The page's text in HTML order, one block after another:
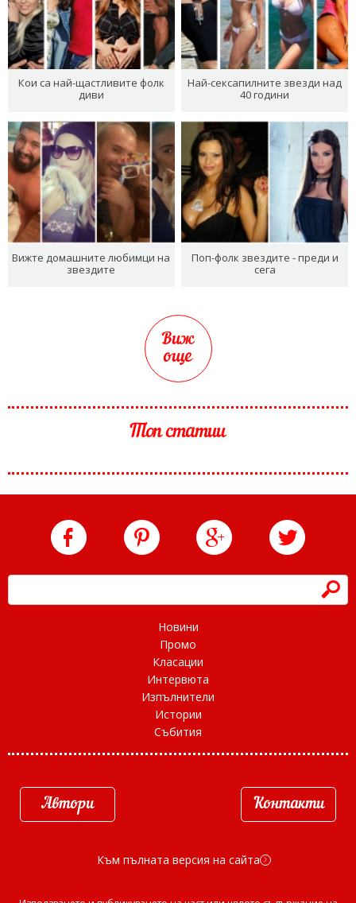
Кои са най-щастливите фолк
диви
Най-сексапилните звезди над
40 години
Вижте домашните любимци на
звездите
Поп-фолк звездите - преди и
сега
Виж
още
Топ статии
h
Новини
Промо
Класации
Интервюта
Изпълнители
Истории
Събития
Автори Контакти
Към пълната версия на сайта d